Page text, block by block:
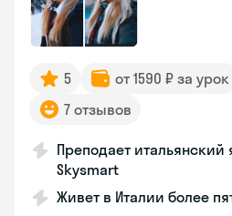
5 от 1590 ₽ за урок
7 отзывов
Преподает
Skysmart
Живет в Италии более